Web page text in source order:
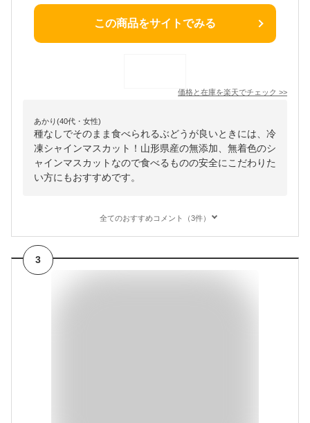
この商品をサイトでみる
価格と在庫を楽天でチェック >>
あかり(40代・女性)
種なしでそのまま食べられるぶどうが良いときには、冷
凍シャインマスカット！山形県産の無添加、無着色のシ
ャインマスカットなので食べるものの安全にこだわりた
い方にもおすすめです。
全てのおすすめコメント（3件）
3